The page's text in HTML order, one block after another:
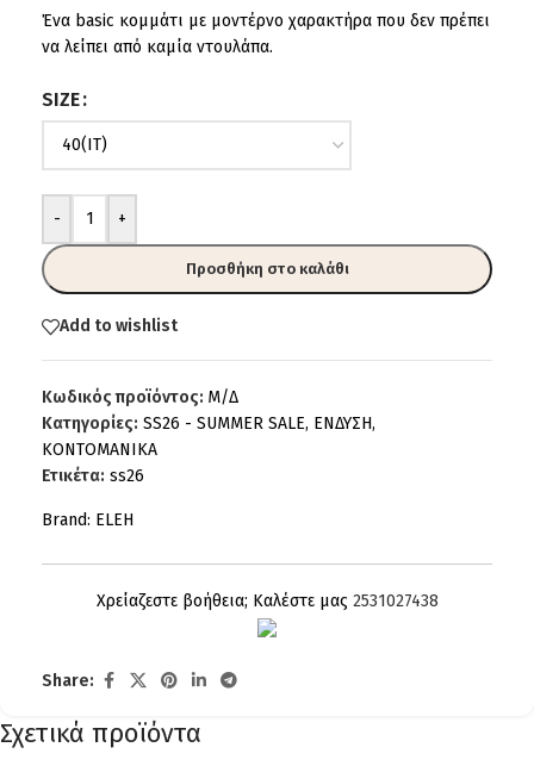
Ένα basic κομμάτι με μοντέρνο χαρακτήρα που δεν πρέπει
να λείπει από καμία ντουλάπα.
SIZE
- +
Προσθήκη στο καλάθι
Add to wishlist
Κωδικός προϊόντος: Μ/Δ
Κατηγορίες: SS26 - SUMMER SALE, ΕΝΔΥΣΗ,
ΚΟΝΤΟΜΑΝΙΚΑ
Ετικέτα: ss26
Brand: ELEH
Χρείαζεστε βοήθεια; Καλέστε μας 2531027438
Share:
Σχετικά προϊόντα